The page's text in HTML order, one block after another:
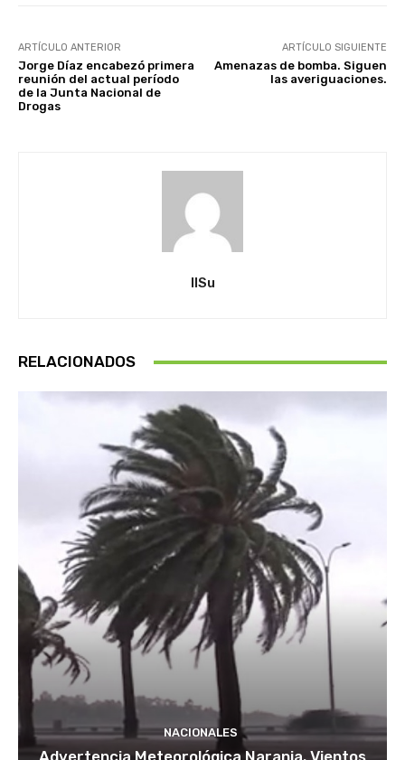
ARTÍCULO ANTERIOR
Jorge Díaz encabezó primera
reunión del actual período
de la Junta Nacional de
Drogas
ARTÍCULO SIGUIENTE
Amenazas de bomba. Siguen
las averiguaciones.
IlSu
RELACIONADOS
NACIONALES